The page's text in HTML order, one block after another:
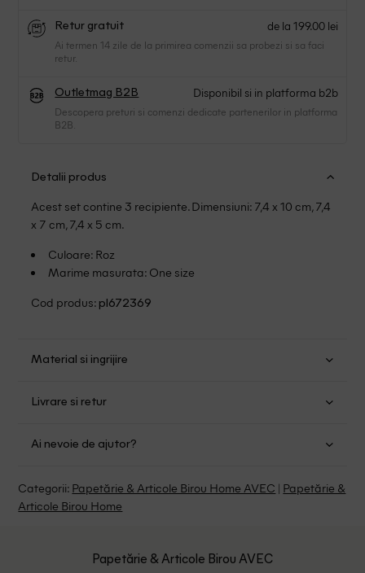
Retur gratuit de la 199.00 lei
Ai termen 14 zile de la primirea comenzii sa probezi si sa faci
retur.
Outletmag B2B Disponibil si in platforma b2b
Descopera preturi si comenzi dedicate partenerilor in platforma
B2B.
Detalii produs
Acest set contine 3 recipiente. Dimensiuni: 7,4 x 10 cm, 7,4
x 7 cm, 7,4 x 5 cm.
Culoare: Roz
Marime masurata: One size
Cod produs: pl672369
Material si ingrijire
Livrare si retur
mare de 149.00 lei.
Retur Gratuit in 14 zile pentru comenzile cu valoare mai
Politica de Retur
Ai nevoie de ajutor?
Program: Luni-Vineri intre 9:00 - 15:00
contact@outletmag.ro]
Categorii: Papetărie & Articole Birou Home AVEC | Papetărie &
Articole Birou Home
Papetărie & Articole Birou AVEC